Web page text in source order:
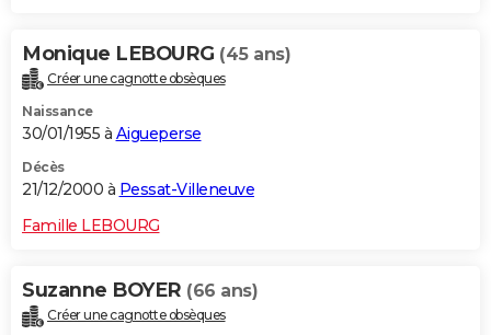
Monique LEBOURG (45 ans)
Créer une cagnotte obsèques
Naissance
30/01/1955 à Aigueperse
Décès
21/12/2000 à Pessat-Villeneuve
Famille LEBOURG
Suzanne BOYER (66 ans)
Créer une cagnotte obsèques